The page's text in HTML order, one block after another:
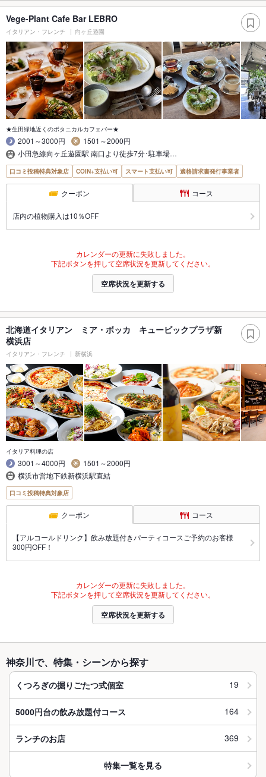
Vege-Plant Cafe Bar LEBRO
イタリアン・フレンチ 向ヶ丘遊園
★生田緑地近くのボタニカルカフェバー★
2001～3000円
1501～2000円
小田急線向ヶ丘遊園駅 南口より徒歩7分･駐車場…
口コミ投稿特典対象店 COIN+支払い可 スマート支払い可 適格請求書発行事業者
クーポン コース
店内の植物購入は10％OFF
カレンダーの更新に失敗しました。
下記ボタンを押して空席状況を更新してください。
空席状況を更新する
北海道イタリアン ミア・ボッカ キュービックプラザ新
横浜店
イタリアン・フレンチ 新横浜
イタリア料理の店
3001～4000円
1501～2000円
横浜市営地下鉄新横浜駅直結
口コミ投稿特典対象店
クーポン コース
【アルコールドリンク】飲み放題付きパーティコースご予約のお客様
300円OFF！
カレンダーの更新に失敗しました。
下記ボタンを押して空席状況を更新してください。
空席状況を更新する
神奈川で、特集・シーンから探す
くつろぎの掘りごたつ式個室 19
5000円台の飲み放題付コース 164
ランチのお店 369
特集一覧を見る